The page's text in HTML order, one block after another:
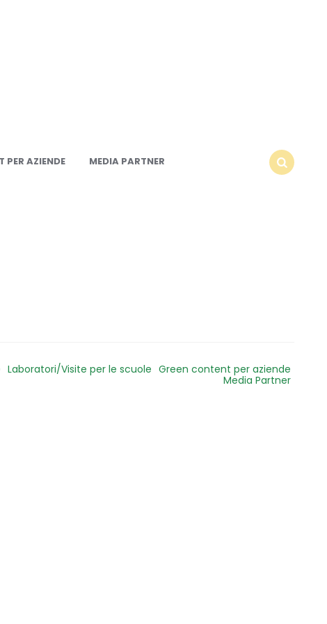
PER AZIENDE
MEDIA PARTNER
Laboratori/Visite per le scuole Green content per aziende
Media Partner